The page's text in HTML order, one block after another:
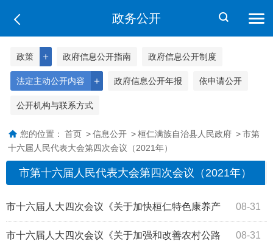
政务公开
＋
政策 政府信息公开指南 政府信息公开制度
＋
法定主动公开内容 政府信息公开年报 依申请公开
公开机构与联系方式
您的位置： 首页 > 信息公开 > 桓仁满族自治县人民政府 > 市第
十六届人民代表大会第四次会议（2021年）
市第十六届人民代表大会第四次会议（2021年）
08-31
市十六届人大四次会议《关于加快桓仁特色康养产
业发展的建议》（第4156号）答复 08-31
市十六届人大四次会议《关于加强和改善农村公路